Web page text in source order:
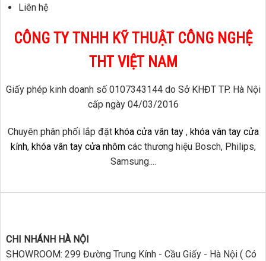
Liên hệ
CÔNG TY TNHH KỸ THUẬT CÔNG NGHỆ
THT VIỆT NAM
Giấy phép kinh doanh số 0107343144 do Sở KHĐT TP. Hà Nội
cấp ngày 04/03/2016
Chuyên phân phối lắp đặt khóa cửa vân tay, khóa vân tay cửa
kính, khóa vân tay cửa nhômcác thương hiệu Bosch, Philips,
Samsung....
CHI NHÁNH HÀ NỘI
SHOWROOM: 299 Đường Trung Kính - Cầu Giấy - Hà Nội ( Có